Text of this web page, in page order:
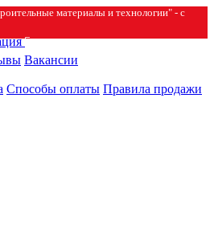
материалы и технологии" - с
Вакансии
Способы оплаты Правила продажи